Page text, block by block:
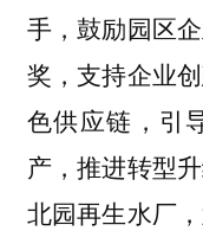
手，鼓励园区
奖，支持企业
色供应链，引
产，推进转型
北园再生水厂